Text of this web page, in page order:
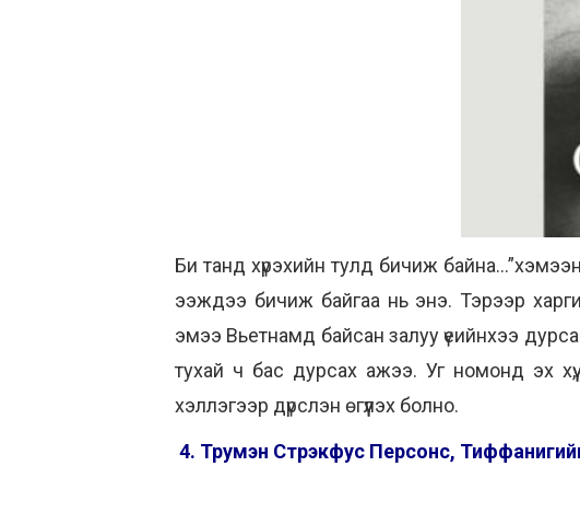
Би танд хүрэхийн тулд бичиж
ээждээ бичиж байгаа нь энэ. Тэрээр
эмээ Вьетнамд байсан залуу үеийнхээ
тухай ч бас дурсах ажээ. Уг номонд эх
хэллэгээр дүрслэн өгүүлэх болно.
4. Трумэн Стрэкфус Персонс,